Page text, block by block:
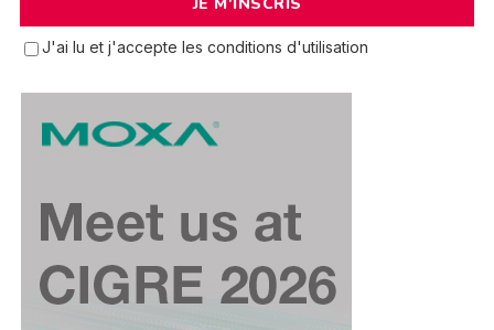
J'ai lu et j'accepte les conditions d'utilisation